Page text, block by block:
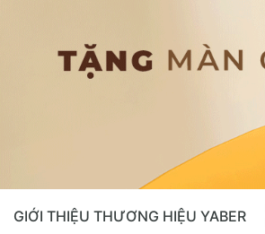
GIỚI THIỆU THƯƠNG HIỆU YABER